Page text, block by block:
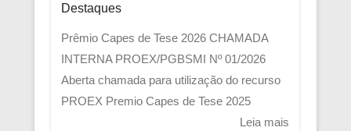
Destaques
Prêmio Capes de Tese 2026 CHAMADA
INTERNA PROEX/PGBSMI Nº 01/2026
Aberta chamada para utilização do recurso
PROEX Premio Capes de Tese 2025
Leia mais